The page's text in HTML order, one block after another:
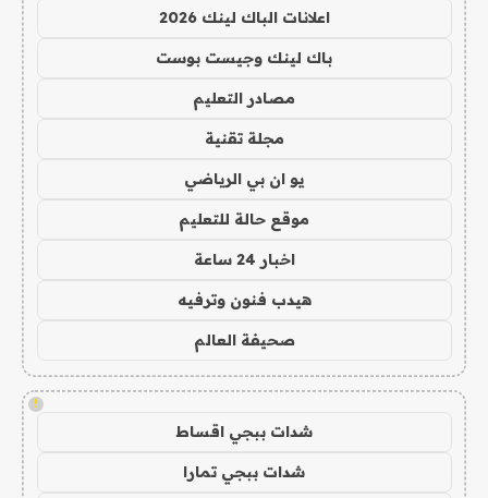
اعلانات الباك لينك 2026
باك لينك وجيست بوست
مصادر التعليم
مجلة تقنية
يو ان بي الرياضي
موقع حالة للتعليم
اخبار 24 ساعة
هيدب فنون وترفيه
صحيفة العالم
!
شدات ببجي اقساط
شدات ببجي تمارا